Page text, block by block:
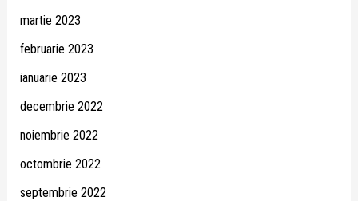
martie 2023
februarie 2023
ianuarie 2023
decembrie 2022
noiembrie 2022
octombrie 2022
septembrie 2022